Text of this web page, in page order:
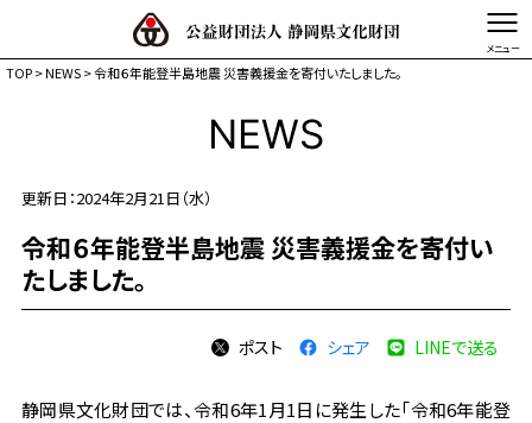
静岡県文化財団とは
事業体系図
事業内容
TOP>NEWS> 令和６年能登半島地震 災害義援金を寄付いたしました。
NEWS
更新日：2024年2月21日（水）
令和６年能登半島地震 災害義援金を寄付い
たしました。
ポスト シェア LINEで送る
静岡県文化財団では、令和6年1月1日に発生した「令和6年能登